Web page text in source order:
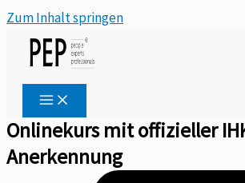
Zum Inhalt springen
Onlinekurs mit offizieller
Anerkennung